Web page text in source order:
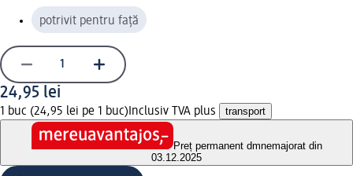
potrivit pentru față
24,95 lei
1 buc (24,95 lei pe 1 buc) Inclusiv TVA plus transport
Preț permanent dmnemajorat din
03.12.2025